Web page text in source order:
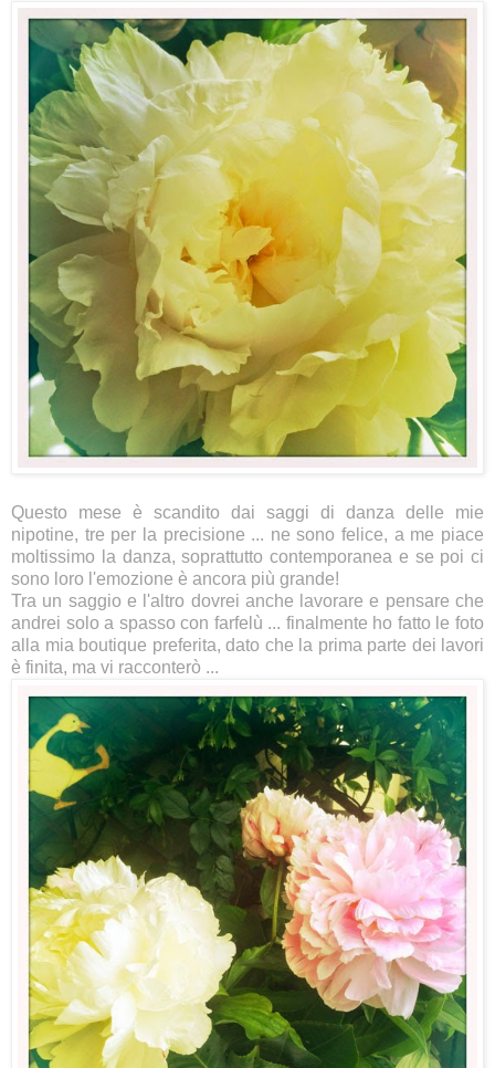
Questo mese è scandito dai saggi di danza delle mie
nipotine, tre per la precisione ... ne sono felice, a me piace
moltissimo la danza, soprattutto contemporanea e se poi ci
sono loro l'emozione è ancora più grande!
Tra un saggio e l'altro dovrei anche lavorare e pensare che
andrei solo a spasso con farfelù ... finalmente ho fatto le foto
alla mia boutique preferita, dato che la prima parte dei lavori
è finita, ma vi racconterò ...